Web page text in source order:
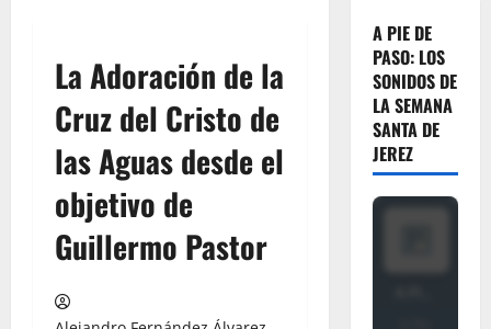
La Adoración de la
Cruz del Cristo de
las Aguas desde el
objetivo de
Guillermo Pastor
A PIE DE
PASO: LOS
SONIDOS DE
LA SEMANA
SANTA DE
JEREZ